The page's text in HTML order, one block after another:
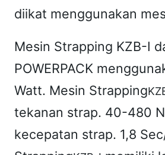
diikat menggunakan
Mesin Strapping KZB-I
POWERPACK
Watt. Mesin Strapping
tekanan strap. 40-480
kecepatan strap. 1,8